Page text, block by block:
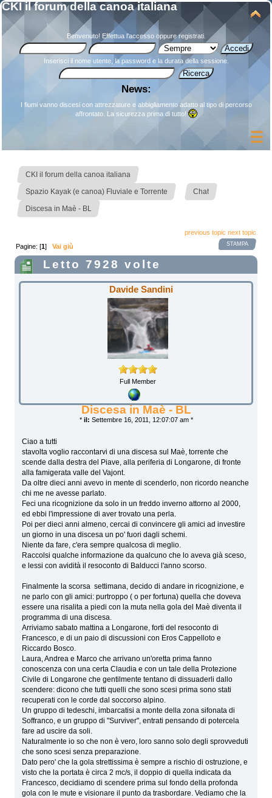
CKI il forum della canoa italiana
Benvenuto! Effettua l'accessooppureregistrati.
Inserisci il nome utente, la password e la durata della sessione.
News:
I fiumi vanno discesi con attrezzature e abbigliamento adatto al tipo di percorso
affrontato. La sicurezza prima di tutto!
CKI il forum della canoa italiana
Spazio Kayak (e canoa) Fluviale e Torrente Chat
Discesa in Maè - BL
previous topic next topic
STAMPA
Pagine: [1]Vai giù
Letto 7928 volte
Davide Sandini
Full Member
Discesa in Maè - BL
* il: Settembre 16, 2011, 12:07:07 am *
Ciao a tutti
stavolta voglio raccontarvi di una discesa sul Maè, torrente che
scende dalla destra del Piave, alla periferia di Longarone, di fronte
alla famigerata valle del Vajont.
Da oltre dieci anni avevo in mente di scenderlo, non ricordo neanche
chi me ne avesse parlato.
Feci una ricognizione da solo in un freddo inverno attorno al 2000,
ed ebbi l'impressione di aver trovato una perla.
Poi per dieci anni almeno, cercai di convincere gli amici ad investire
un giorno in una discesa un po' fuori dagli schemi.
Niente da fare, c'era sempre qualcosa di meglio.
Raccolsi qualche informazione da qualcuno che lo aveva già sceso,
e lessi con avidità il resoconto di Balducci l'anno scorso.
Finalmente la scorsa settimana, decido di andare in ricognizione, e
ne parlo con gli amici: purtroppo ( o per fortuna) quella che doveva
essere una risalita a piedi con la muta nella gola del Maè diventa il
programma di una discesa.
Arriviamo sabato mattina a Longarone, forti del resoconto di
Francesco, e di un paio di discussioni con Eros Cappelloto e
Riccardo Bosco.
Laura, Andrea e Marco che arrivano un'oretta prima fanno
conoscenza con una certa Claudia e con un tale della Protezione
Civile di Longarone che gentilmente tentano di dissuaderli dallo
scendere: dicono che tutti quelli che sono scesi prima sono stati
recuperati con le corde dal soccorso alpino.
Un gruppo di tedeschi, imbarcatisi a monte della zona sifonata di
Soffranco, e un gruppo di "Surviver", entrati pensando di potercela
fare ad uscire da soli.
Naturalmente io so che non è vero, loro sanno solo degli sprovveduti
che sono scesi senza preparazione.
Dato pero' che la gola strettissima è sempre a rischio di ostruzione, e
visto che la portata è circa 2 mc/s, il doppio di quella indicata da
Francesco, decidiamo di scendere prima sul fondo della profonda
gola con le mute e visionare il punto da trasbordare. Vediamo che la